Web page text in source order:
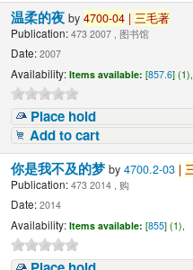
温柔的夜by4700-04 | 三毛著
Publication: 473 2007 , 图书馆
Date: 2007
Availability: Items available: [857.6] (1),
Place hold
Add to cart
你是我不及的梦by4700.2-03 |
Publication: 473 2014 , 购
Date: 2014
Availability: Items available: [855] (1),